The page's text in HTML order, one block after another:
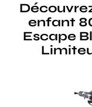
enfant
Escape